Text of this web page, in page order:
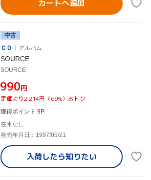
カートへ追加
中古
ＣＤ
アルバム
SOURCE
SOURCE
¥990円
定価より2,214円（69%）おトク
獲得ポイント 9P
在庫なし
発売年月日：1997/05/21
入荷したら知りたい